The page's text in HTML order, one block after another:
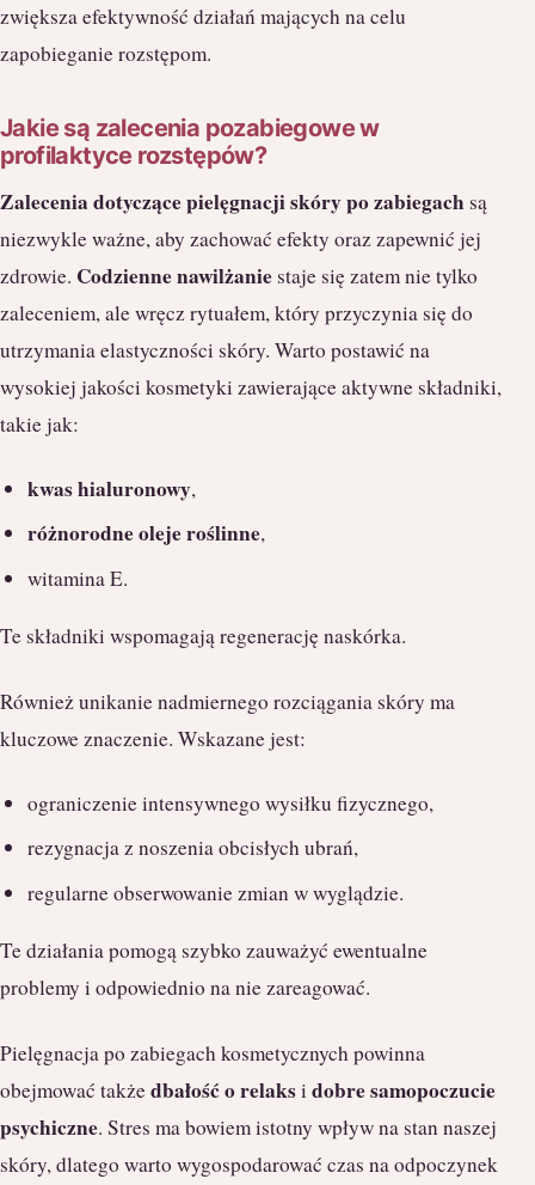
zwiększa efektywność działań mających na celu
zapobieganie rozstępom.
Jakie są zalecenia pozabiegowe w
profilaktyce rozstępów?
Zalecenia dotyczące pielęgnacji skóry po zabiegach są
niezwykle ważne, aby zachować efekty oraz zapewnić jej
zdrowie. Codzienne nawilżanie staje się zatem nie tylko
zaleceniem, ale wręcz rytuałem, który przyczynia się do
utrzymania elastyczności skóry. Warto postawić na
wysokiej jakości kosmetyki zawierające aktywne składniki,
takie jak:
kwas hialuronowy,
różnorodne oleje roślinne,
witamina E.
Te składniki wspomagają regenerację naskórka.
Również unikanie nadmiernego rozciągania skóry ma
kluczowe znaczenie. Wskazane jest:
ograniczenie intensywnego wysiłku fizycznego,
rezygnacja z noszenia obcisłych ubrań,
regularne obserwowanie zmian w wyglądzie.
Te działania pomogą szybko zauważyć ewentualne
problemy i odpowiednio na nie zareagować.
Pielęgnacja po zabiegach kosmetycznych powinna
obejmować takżedbałość o relaksi dobre samopoczucie
psychiczne. Stres ma bowiem istotny wpływ na stan naszej
skóry, dlatego warto wygospodarować czas na odpoczynek